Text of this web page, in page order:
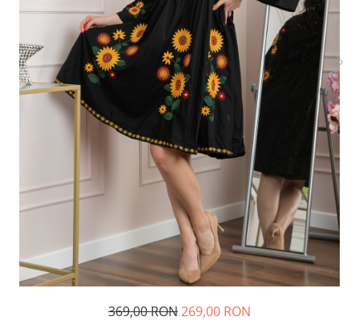
369,00 RON269,00 RON